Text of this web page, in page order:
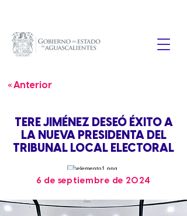
« Anterior
TERE JIMÉNEZ DESEÓ ÉXITO A
LA NUEVA PRESIDENTA DEL
TRIBUNAL LOCAL ELECTORAL
6 de septiembre de 2024